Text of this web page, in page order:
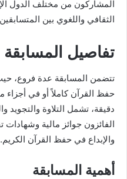
المشاركون من مختلف الدول
الثقافي واللغوي بين
تفاصيل المسابقة
تتضمن المسابقة عدة فروع،
حفظ القرآن كاملاً أو في أجزاء
دقيقة، تشمل التلاوة والتجويد
الفائزون جوائز مالية
والإبداع في حفظ القرآن الكريم.
أهمية المسابقة